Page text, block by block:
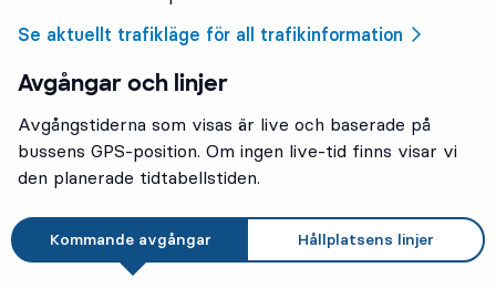
Se aktuellt trafikläge för all trafikinformation
Avgångar och linjer
Avgångstiderna som visas är live och baserade på
bussens GPS-position. Om ingen live-tid finns visar vi
den planerade tidtabellstiden.
Kommande avgångar Hållplatsens linjer